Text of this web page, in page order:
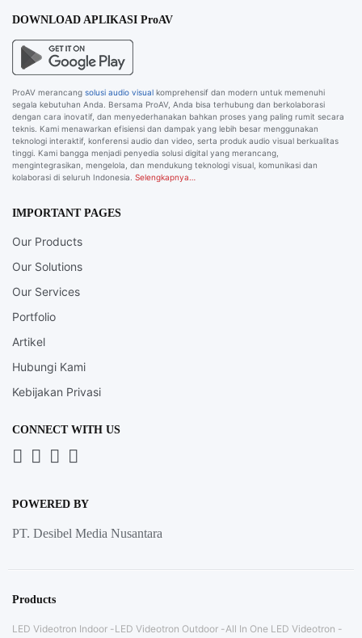
DOWNLOAD APLIKASI ProAV
ProAV merancang solusi audio visual komprehensif dan modern untuk memenuhi
segala kebutuhan Anda. Bersama ProAV, Anda bisa terhubung dan berkolaborasi
dengan cara inovatif, dan menyederhanakan bahkan proses yang paling rumit secara
teknis. Kami menawarkan efisiensi dan dampak yang lebih besar menggunakan
teknologi interaktif, konferensi audio dan video, serta produk audio visual berkualitas
tinggi. Kami bangga menjadi penyedia solusi digital yang merancang,
mengintegrasikan, mengelola, dan mendukung teknologi visual, komunikasi dan
kolaborasi di seluruh Indonesia. Selengkapnya…
IMPORTANT PAGES
Our Products
Our Solutions
Our Services
Portfolio
Artikel
Hubungi Kami
Kebijakan Privasi
CONNECT WITH US
POWERED BY
PT. Desibel Media Nusantara
Products
LED Videotron Indoor LED Videotron Outdoor
All In One LED Videotron